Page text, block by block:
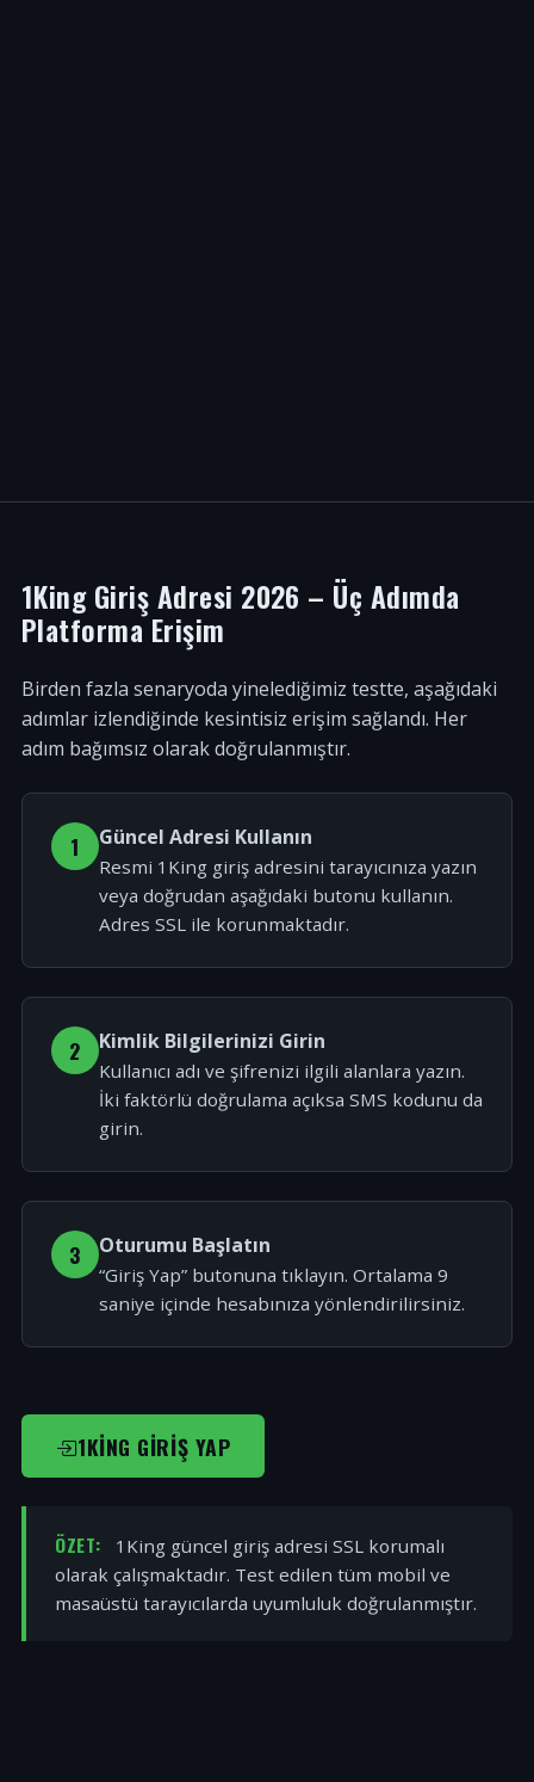
1King Giriş Adresi 2026 – Üç Adımda
Platforma Erişim
Birden fazla senaryoda yinelediğimiz testte, aşağıdaki
adımlar izlendiğinde kesintisiz erişim sağlandı. Her
adım bağımsız olarak doğrulanmıştır.
1 Güncel Adresi Kullanın
Resmi 1King giriş adresini tarayıcınıza yazın
veya doğrudan aşağıdaki butonu kullanın.
Adres SSL ile korunmaktadır.
2 Kimlik Bilgilerinizi Girin
Kullanıcı adı ve şifrenizi ilgili alanlara yazın.
İki faktörlü doğrulama açıksa SMS kodunu da
girin.
3 Oturumu Başlatın
“Giriş Yap” butonuna tıklayın. Ortalama 9
saniye içinde hesabınıza yönlendirilirsiniz.
1KING GIRIŞ YAP
ÖZET:
1King güncel giriş adresi SSL korumalı
olarak çalışmaktadır. Test edilen tüm mobil ve
masaüstü tarayıcılarda uyumluluk doğrulanmıştır.